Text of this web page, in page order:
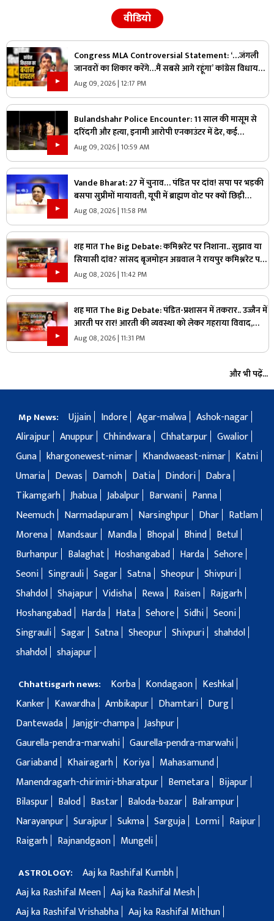
वीडियो
Congress MLA Controversial Statement: ‘…जंगली
जानवरों का शिकार करेंगे…मैं सबसे आगे रहूंगा’ कांग्रेस विधायक
ने दिया विवादित बयान, वायरल हो रहा वीडियो
Aug 09, 2026 | 12:17 PM
Bulandshahr Police Encounter: 11 साल की मासूम से
दरिंदगी और हत्या, इनामी आरोपी एनकाउंटर में ढेर, कई
पुलिसकर्मी भी घायल
Aug 09, 2026 | 10:59 AM
Vande Bharat: 27 में चुनाव… पंडित पर दांव! सपा पर भड़की
बसपा सुप्रीमों मायावती, यूपी में ब्राह्मण वोट पर क्यों छिड़ी
महाभारत?
Aug 08, 2026 | 11:58 PM
शह मात The Big Debate: कमिश्नरेट पर निशाना.. सुझाव या
सियासी दांव? सांसद बृजमोहन अग्रवाल ने रायपुर कमिश्नरेट पर
उठाए सवाल, क्या वाकई में सिस्टम में सुधार की है जरूरत
Aug 08, 2026 | 11:42 PM
शह मात The Big Debate: पंडित-प्रशासन में तकरार.. उज्जैन में
आरती पर रार! आरती की व्यवस्था को लेकर गहराया विवाद,
आरती के अधिकार को लेकर क्यों उग्र हुए पंडित?
Aug 08, 2026 | 11:31 PM
और भी पढ़ें...
Mp News: Ujjain Indore Agar-malwa Ashok-nagar
Alirajpur Anuppur Chhindwara Chhatarpur Gwalior
Guna khargonewest-nimar Khandwaeast-nimar
Katni
Umaria
Dewas Damoh Datia Dindori
Dabra
Tikamgarh Jhabua Jabalpur Barwani
Panna
Neemuch
Narmadapuram Narsinghpur Dhar
Ratlam
Morena
Mandsaur Mandla Bhopal Bhind
Betul
Burhanpur
Balaghat Hoshangabad Harda Sehore
Seoni Singrauli Sagar Satna Sheopur Shivpuri
Shahdol Shajapur Vidisha Rewa Raisen
Rajgarh
Hoshangabad
Harda Hata Sehore Sidhi Seoni
Singrauli Sagar Satna Sheopur Shivpuri shahdol
shahdol shajapur
Chhattisgarh news: Korba Kondagaon
Keshkal
Kanker
Kawardha Ambikapur Dhamtari
Durg
Dantewada Janjgir-champa Jashpur
Gaurella-pendra-marwahi Gaurella-pendra-marwahi
Gariaband
Khairagarh Koriya
Mahasamund
Manendragarh-chirimiri-bharatpur
Bemetara
Bijapur
Bilaspur
Balod Bastar Baloda-bazar
Balrampur
Narayanpur Surajpur Sukma Sarguja Lormi
Raipur
Raigarh
Rajnandgaon Mungeli
ASTROLOGY:
Aaj ka Rashifal Kumbh
Aaj ka Rashifal Meen Aaj ka Rashifal Mesh
Aaj ka Rashifal Vrishabha Aaj ka Rashifal Mithun